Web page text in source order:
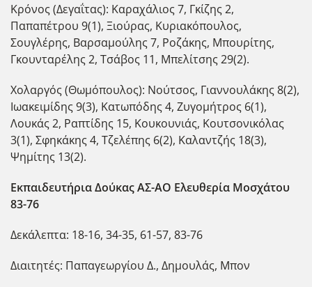
Κρόνος (Δεγαΐτας): Καραχάλιος 7, Γκίζης 2,
Παπαπέτρου 9(1), Ξιούρας, Κυριακόπουλος,
Σουγλέρης, Βαρσαμούλης 7, Ροζάκης, Μπουρίτης,
Γκουνταρέλης 2, Τσάβος 11, Μπελίτσης 29(2).
Χολαργός (Θωμόπουλος): Νούτσος, Γιαννουλάκης 8(2),
Ιωακειμίδης 9(3), Κατωπόδης 4, Ζυγομήτρος 6(1),
Λουκάς 2, Ραπτίδης 15, Κουκουνιάς, Κουτσονικόλας
3(1), Σφηκάκης 4, Τζελέπης 6(2), Καλαντζής 18(3),
Ψημίτης 13(2).
Εκπαιδευτήρια Δούκας ΑΣ-ΑΟ Ελευθερία Μοσχάτου
83-76
Δεκάλεπτα: 18-16, 34-35, 61-57, 83-76
Διαιτητές: Παπαγεωργίου Δ., Δημουλάς, Μπον